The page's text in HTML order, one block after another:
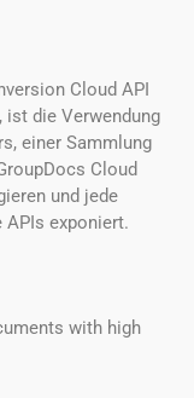
Cloud API
ist die Verwendung
einer Sammlung
Cloud
und jede
APIs exponiert.
with high